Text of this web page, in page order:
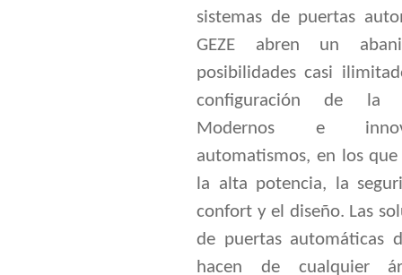
sistemas de puertas
GEZE abren un
posibilidades casi
configuración de la
Modernos e
automatismos, en los
la alta potencia, la
confort y el diseño. Las
de puertas automáticas
hacen de cualquier